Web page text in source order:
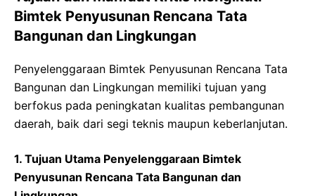
Bimtek Penyusunan Rencana Tata
Bangunan dan Lingkungan
Penyelenggaraan Bimtek Penyusunan Rencana Tata
Bangunan dan Lingkungan memiliki tujuan yang
berfokus pada peningkatan kualitas pembangunan
daerah, baik dari segi teknis maupun keberlanjutan.
1. Tujuan Utama Penyelenggaraan Bimtek
Penyusunan Rencana Tata Bangunan dan